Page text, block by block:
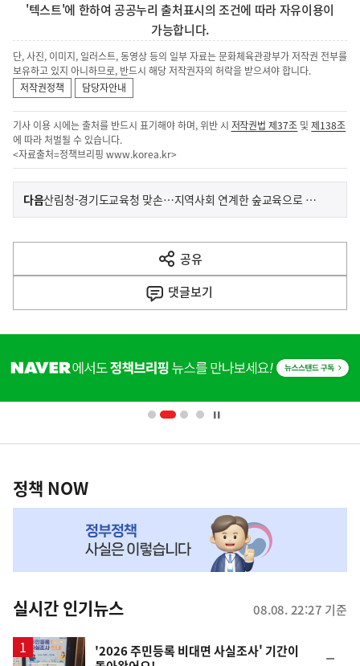
'텍스트'에 한하여 공공누리 출처표시의 조건에 따라 자유이용이
가능합니다.
단, 사진, 이미지, 일러스트, 동영상 등의 일부 자료는 문화체육관광부가 저작권 전부를
보유하고 있지 아니하므로, 반드시 해당 저작권자의 허락을 받으셔야 합니다.
저작권정책
담당자안내
기사 이용 시에는 출처를 반드시 표기해야 하며, 위반 시 저작권법 제37조 및제138조
에 따라 처벌될 수 있습니다.
<자료출처=정책브리핑 www.korea.kr>
이
전
다
음
다음기
산림청-경기도교육청 맞손…지역사회 연계한 숲교육으로 미래인재 양성
공유
열
기
댓글보기
단
영
책
NOW,
뉴
스
정책 NOW
실시간 인기뉴스 08.08. 22:27 기준
'2026 주민등록 비대면 사실조사' 기간이